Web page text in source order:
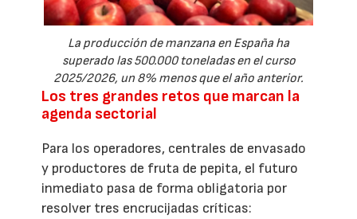
La producción de manzana en España ha
superado las 500.000 toneladas en el curso
2025/2026, un 8% menos que el año anterior.
Los tres grandes retos que marcan la
agenda sectorial
Para los operadores, centrales de envasado
y productores de fruta de pepita, el futuro
inmediato pasa de forma obligatoria por
resolver tres encrucijadas críticas: